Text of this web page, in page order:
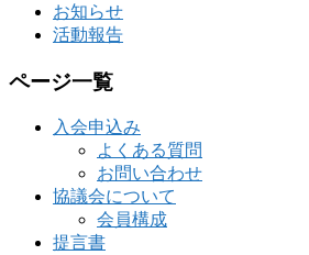
お知らせ
活動報告
ページ一覧
入会申込み
よくある質問
お問い合わせ
協議会について
会員構成
提言書